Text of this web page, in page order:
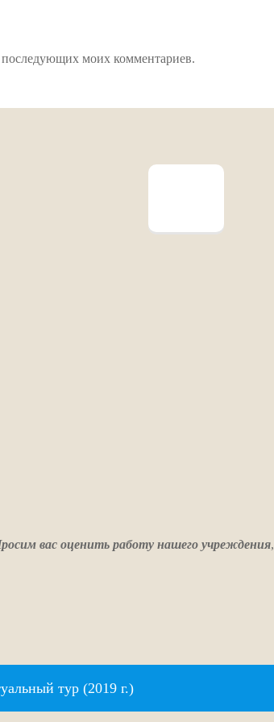
последующих моих комментариев.
вас оценить работу нашего учреждения,
тур (2019 г.)